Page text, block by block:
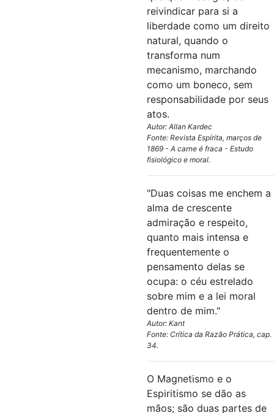
reivindicar para si a
liberdade como um direito
natural, quando o
transforma num
mecanismo, marchando
como um boneco, sem
responsabilidade por seus
atos.
Autor: Allan Kardec
Fonte: Revista Espírita, marços de
1869 - A carne é fraca - Estudo
fisiológico e moral.
"Duas coisas me enchem a
alma de crescente
admiração e respeito,
quanto mais intensa e
frequentemente o
pensamento delas se
ocupa: o céu estrelado
sobre mim e a lei moral
dentro de mim."
Autor: Kant
Fonte: Crítica da Razão Prática, cap.
34.
O Magnetismo e o
Espiritismo se dão as
mãos; são duas partes de